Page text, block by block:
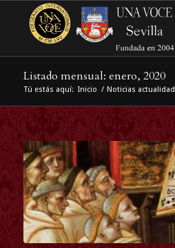
Listado mensual: enero, 2020
Tú estás aquí: Inicio / Noticias actualidad